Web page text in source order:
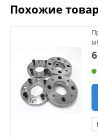
проставок не только
характеристики
использовать более
сцепления с
безопасности и
Перед покупкой
товара.
Похожие